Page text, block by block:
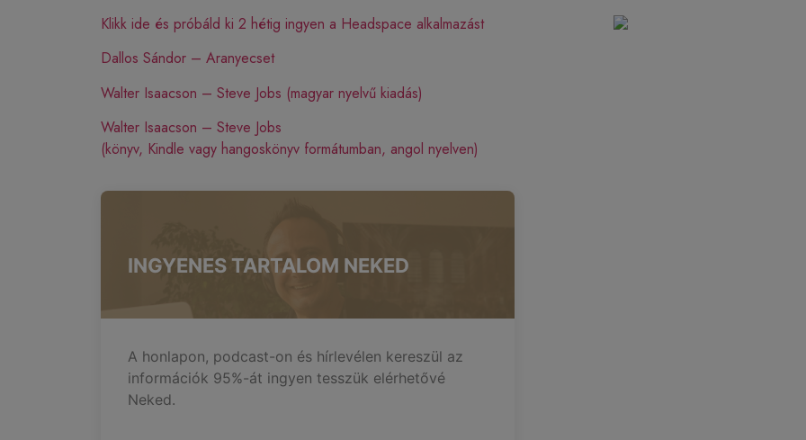
Klikk ide és próbáld ki 2 hétig ingyen a Headspace alkalmazást
Dallos Sándor – Aranyecset
Walter Isaacson – Steve Jobs (magyar nyelvű kiadás)
Walter Isaacson – Steve Jobs
(könyv, Kindle vagy hangoskönyv formátumban, angol nyelven)
INGYENES TARTALOM NEKED
A honlapon, podcast-on és hírlevélen kereszül az
információk 95%-át ingyen tesszük elérhetővé
Neked.